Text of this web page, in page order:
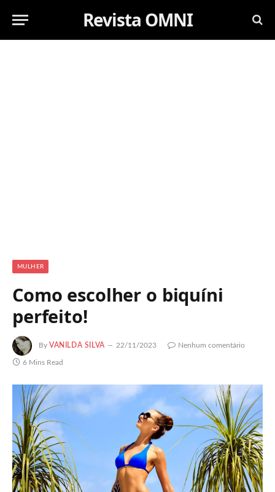
Revista OMNI
MULHER
Como escolher o biquíni
perfeito!
By VANILDA SILVA 22/11/2023 Nenhum comentário
6 Mins Read